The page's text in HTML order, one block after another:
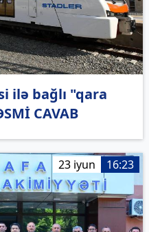
ilə bağlı "qara
CAVAB
23 iyun 16:23